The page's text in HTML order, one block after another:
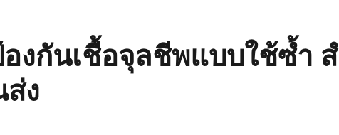
งกันเชื้อจุลชีพแบบใช้ซ้ำ
ง